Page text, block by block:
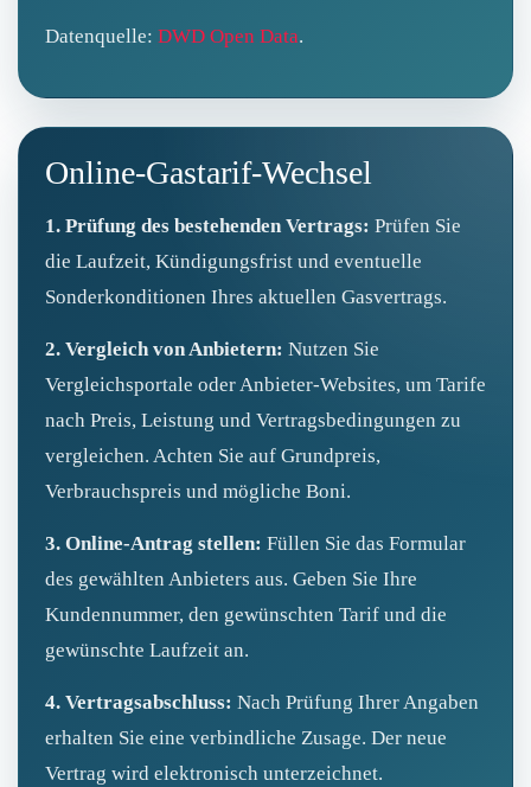
Datenquelle: DWD Open Data.
Online-Gastarif-Wechsel
1. Prüfung des bestehenden Vertrags: Prüfen Sie
die Laufzeit, Kündigungsfrist und eventuelle
Sonderkonditionen Ihres aktuellen Gasvertrags.
2. Vergleich von Anbietern: Nutzen Sie
Vergleichsportale oder Anbieter-Websites, um Tarife
nach Preis, Leistung und Vertragsbedingungen zu
vergleichen. Achten Sie auf Grundpreis,
Verbrauchspreis und mögliche Boni.
3. Online-Antrag stellen: Füllen Sie das Formular
des gewählten Anbieters aus. Geben Sie Ihre
Kundennummer, den gewünschten Tarif und die
gewünschte Laufzeit an.
4. Vertragsabschluss: Nach Prüfung Ihrer Angaben
erhalten Sie eine verbindliche Zusage. Der neue
Vertrag wird elektronisch unterzeichnet.